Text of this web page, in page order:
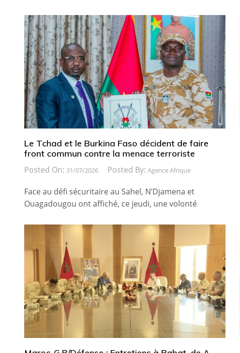
Le Tchad et le Burkina Faso décident de faire
front commun contre la menace terroriste
Posted On: 31/07/2026 Posted By: Agence Afrique
Face au défi sécuritaire au Sahel, N’Djamena et
Ouagadougou ont affiché, ce jeudi, une volonté